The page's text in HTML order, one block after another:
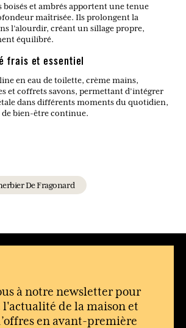
boisés et ambrés apportent une tenue
maîtrisée. Ils prolongent la
l’alourdir, créant un sillage propre,
équilibré.
frais et essentiel
en eau de toilette, crème mains,
et coffrets savons, permettant d’intégrer
dans différents moments du quotidien,
bien-être continue.
est Verveine ?
fraîche et aromatique, dominée par des
cette fragrance ?
?
?
au printemps et en été grâce à sa
De Fragonard
à notre newsletter pour
de la maison et
en avant-première